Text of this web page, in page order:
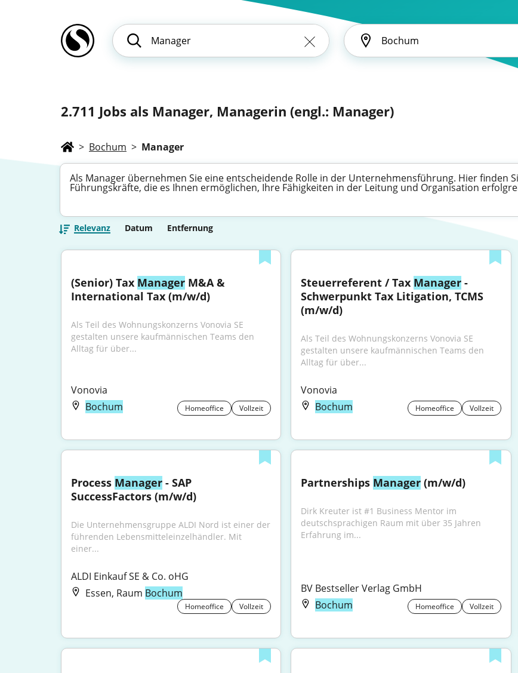
2.711 Jobs als Manager, Managerin (engl.: Manager)
> Bochum > Manager
Als Manager übernehmen Sie eine entscheidende Rolle in der Unternehmensführung. Hier finden
Führungskräfte, die es Ihnen ermöglichen, Ihre Fähigkeiten in der Leitung und Organisation
Relevanz Datum Entfernung
(Senior) Tax Manager M&A &
International Tax (m/w/d)
Als Teil des Wohnungskonzerns Vonovia SE
gestalten unsere kaufmännischen Teams den
Alltag für über...
Vonovia
Bochum
Homeoffice Vollzeit
Steuerreferent / Tax Manager -
Schwerpunkt Tax Litigation, TCMS
(m/w/d)
Als Teil des Wohnungskonzerns Vonovia SE
gestalten unsere kaufmännischen Teams den
Alltag für über...
Vonovia
Bochum
Homeoffice Vollzeit
Process Manager - SAP
SuccessFactors (m/w/d)
Die Unternehmensgruppe ALDI Nord ist einer der
führenden Lebensmitteleinzelhändler. Mit
einer...
ALDI Einkauf SE & Co. oHG
Essen, Raum Bochum
Homeoffice Vollzeit
Partnerships Manager (m/w/d)
Dirk Kreuter ist #1 Business Mentor im
deutschsprachigen Raum mit über 35 Jahren
Erfahrung im...
BV Bestseller Verlag GmbH
Bochum
Homeoffice Vollzeit